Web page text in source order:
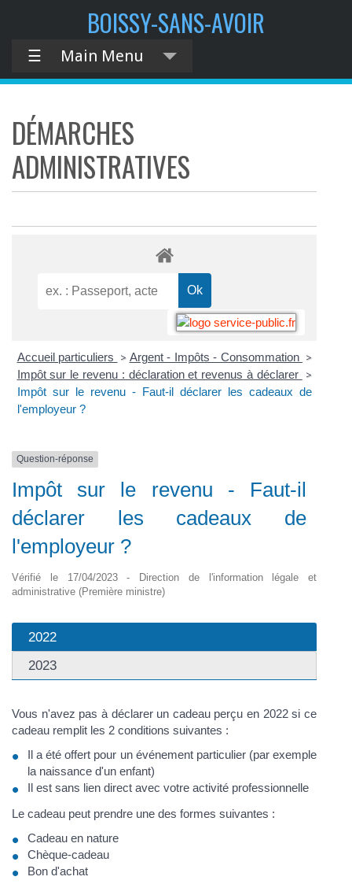
BOISSY-SANS-AVOIR
☰ Main Menu
DÉMARCHES
ADMINISTRATIVES
Accueil particuliers > Argent - Impôts - Consommation >
Impôt sur le revenu : déclaration et revenus à déclarer >
Impôt sur le revenu - Faut-il déclarer les cadeaux de
l'employeur ?
Question-réponse
Impôt sur le revenu - Faut-il
déclarer les cadeaux de
l'employeur ?
Vérifié le 17/04/2023 - Direction de l'information légale et
administrative (Première ministre)
2022
2023
Vous n'avez pas à déclarer un cadeau perçu en 2022 si ce
cadeau remplit les 2 conditions suivantes :
Il a été offert pour un événement particulier (par exemple
la naissance d'un enfant)
Il est sans lien direct avec votre activité professionnelle
Le cadeau peut prendre une des formes suivantes :
Cadeau en nature
Chèque-cadeau
Bon d'achat